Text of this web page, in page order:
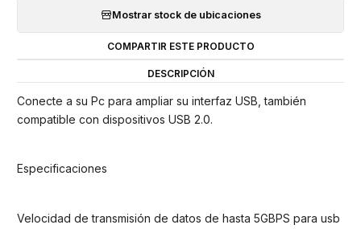
Mostrar stock de ubicaciones
COMPARTIR ESTE PRODUCTO
DESCRIPCIÓN
Conecte a su Pc para ampliar su interfaz USB, también
compatible con dispositivos USB 2.0.
Especificaciones
Velocidad de transmisión de datos de hasta 5GBPS para usb